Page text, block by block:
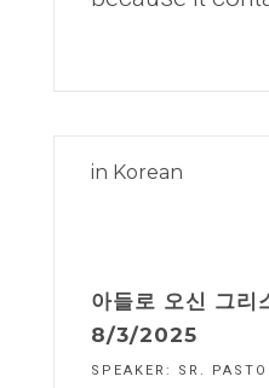
in Korean
아들로 오신 그리
8/3/2025
SPEAKER: SR.